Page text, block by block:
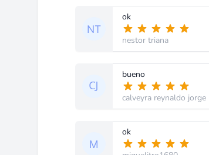
ok
nestor triana
bueno
calveyra reynaldo jorge
ok